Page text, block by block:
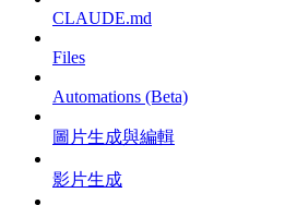
CLAUDE.md
Files
Automations (Beta)
圖片生成與編輯
影片生成